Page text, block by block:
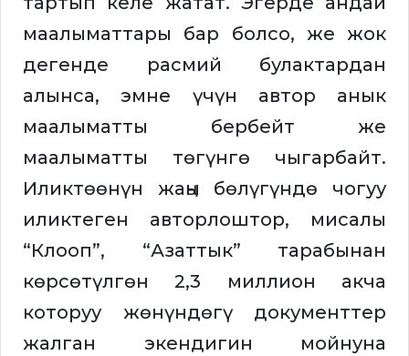
маалыматтары бар болсо, же жок
дегенде расмий булактардан
алынса, эмне үчүн автор анык
маалыматты бербейт же
маалыматты төгүнгө чыгарбайт.
Иликтөөнүн жаңы бөлүгүндө чогуу
иликтеген авторлоштор, мисалы
“Клооп”, “Азаттык” тарабынан
көрсөтүлгөн 2,3 миллион акча
которуу жөнүндөгү документтер
жалган экендигин мойнуна